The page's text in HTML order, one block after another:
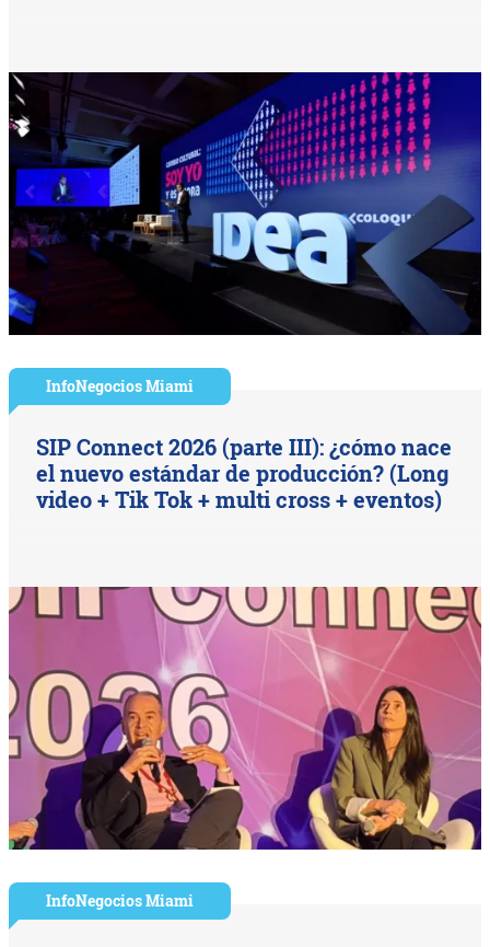
InfoNegocios Miami
SIP Connect 2026 (parte III): ¿cómo nace
el nuevo estándar de producción? (Long
video + Tik Tok + multi cross + eventos)
InfoNegocios Miami